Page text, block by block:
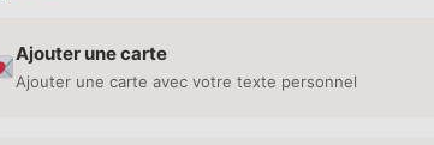
Ajouter une carte
Ajouter une carte avec votre texte personnel